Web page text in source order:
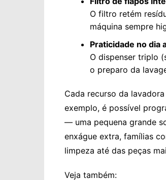
O filtro retém
máquina sempre
Praticidade no dia
O dispenser triplo
o preparo da
Cada recurso da
exemplo, é possível
— uma pequena grande
enxágue extra, famílias
limpeza até das peças
Veja também: